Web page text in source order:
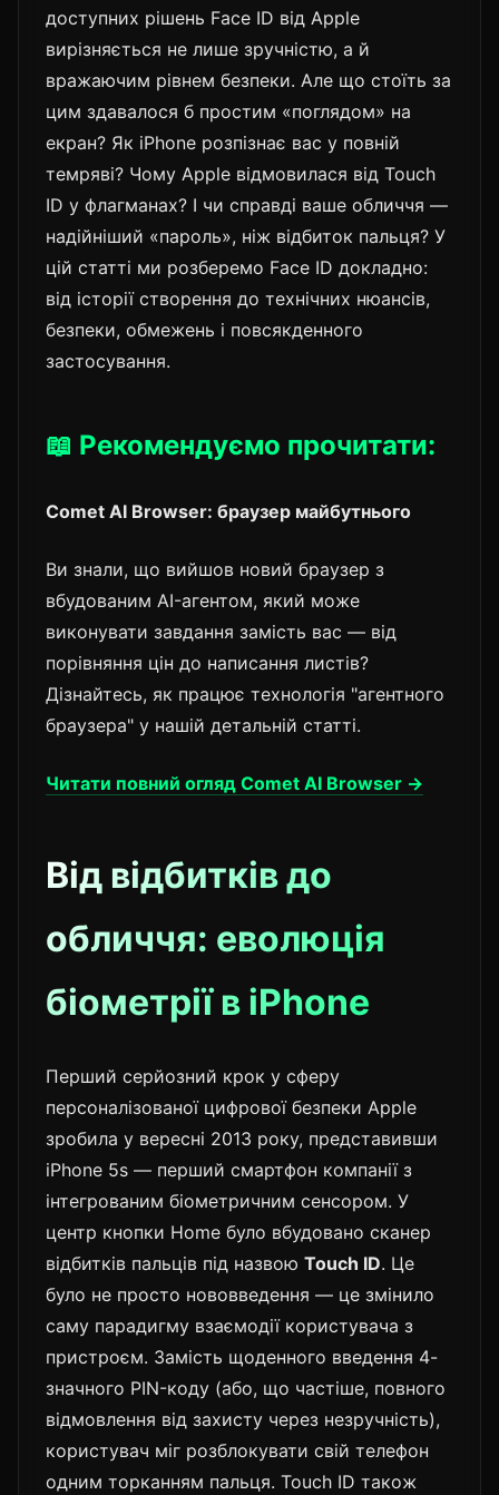
доступних рішень Face ID від Apple
вирізняється не лише зручністю, а й
вражаючим рівнем безпеки. Але що стоїть за
цим здавалося б простим «поглядом» на
екран? Як iPhone розпізнає вас у повній
темряві? Чому Apple відмовилася від Touch
ID у флагманах? І чи справді ваше обличчя —
надійніший «пароль», ніж відбиток пальця? У
цій статті ми розберемо Face ID докладно:
від історії створення до технічних нюансів,
безпеки, обмежень і повсякденного
застосування.
📖 Рекомендуємо прочитати:
Comet AI Browser: браузер майбутнього
Ви знали, що вийшов новий браузер з
вбудованим AI-агентом, який може
виконувати завдання замість вас — від
порівняння цін до написання листів?
Дізнайтесь, як працює технологія "агентного
браузера" у нашій детальній статті.
Читати повний огляд Comet AI Browser →
Від відбитків до
обличчя: еволюція
біометрії в iPhone
Перший серйозний крок у сферу
персоналізованої цифрової безпеки Apple
зробила у вересні 2013 року, представивши
iPhone 5s — перший смартфон компанії з
інтегрованим біометричним сенсором. У
центр кнопки Home було вбудовано сканер
відбитків пальців під назвою Touch ID. Це
було не просто нововведення — це змінило
саму парадигму взаємодії користувача з
пристроєм. Замість щоденного введення 4-
значного PIN-коду (або, що частіше, повного
відмовлення від захисту через незручність),
користувач міг розблокувати свій телефон
одним торканням пальця. Touch ID також